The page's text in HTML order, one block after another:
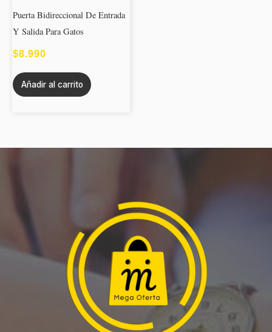
Puerta Bidireccional De Entrada
Y Salida Para Gatos
$8.990
Añadir al carrito